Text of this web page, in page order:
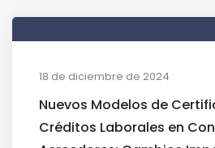
18 de diciembre de 2024
Nuevos Modelos de
Créditos Laborales en